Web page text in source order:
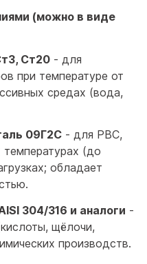
(можно в виде
Ст20 - для
при температуре от
средах (вода,
09Г2С - для РВС,
(до
обладает
304/316 и аналоги -
щёлочи,
производств.